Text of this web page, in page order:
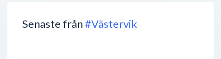
Senaste från#Västervik